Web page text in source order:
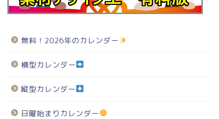
無料！2026年のカレンダー
横型カレンダー
縦型カレンダー
日曜始まりカレンダー